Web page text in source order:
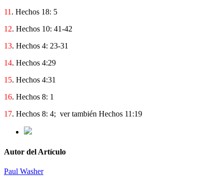
11 . Hechos 18: 5
12. Hechos 10: 41-42
13. Hechos 4: 23-31
14. Hechos 4:29
15. Hechos 4:31
16. Hechos 8: 1
17. Hechos 8: 4; ver también Hechos 11:19
Autor del Artículo
Paul Washer